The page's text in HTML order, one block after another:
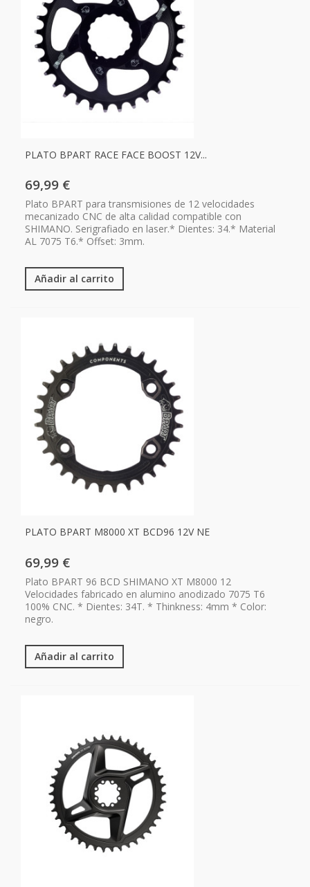
PLATO BPART RACE FACE BOOST 12V...
69,99 €
Plato BPART para transmisiones de 12 velocidades
mecanizado CNC de alta calidad compatible con
SHIMANO. Serigrafiado en laser.* Dientes: 34.* Material
AL 7075 T6.* Offset: 3mm.
Añadir al carrito
PLATO BPART M8000 XT BCD96 12V NE
69,99 €
Plato BPART 96 BCD SHIMANO XT M8000 12
Velocidades fabricado en alumino anodizado 7075 T6
100% CNC. * Dientes: 34T. * Thinkness: 4mm * Color:
negro.
Añadir al carrito